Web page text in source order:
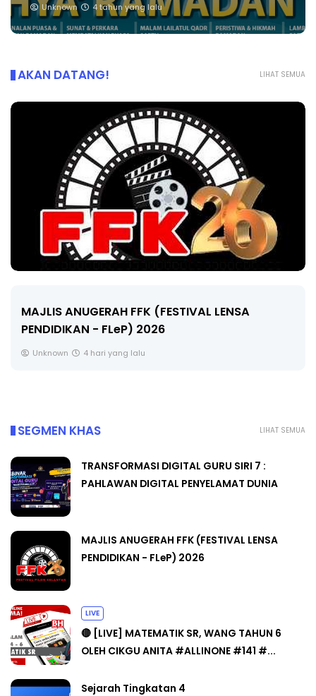
Unknown 4 tahun yang lalu
LIHAT SEMUA
AKAN DATANG!
MAJLIS ANUGERAH FFK (FESTIVAL LENSA
PENDIDIKAN - FLeP) 2026
Unknown 4 hari yang lalu
LIHAT SEMUA
SEGMEN KHAS
TRANSFORMASI DIGITAL GURU SIRI 7 :
PAHLAWAN DIGITAL PENYELAMAT DUNIA
MAJLIS ANUGERAH FFK (FESTIVAL LENSA
PENDIDIKAN - FLeP) 2026
LIVE
🔴 [LIVE] MATEMATIK SR, WANG TAHUN 6
OLEH CIKGU ANITA #ALLINONE #141 #...
Sejarah Tingkatan 4